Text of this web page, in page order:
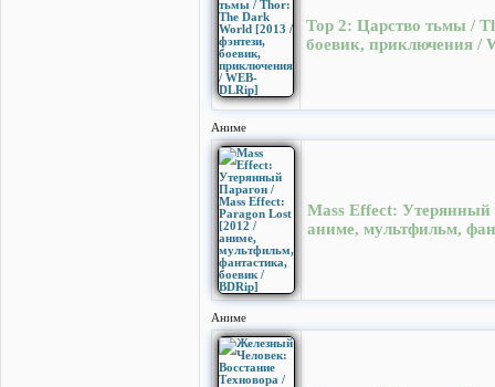
Тор 2: Царство тьмы /
боевик, приключения /
Аниме
Mass Effect: Утерянный
аниме, мультфильм,
Аниме